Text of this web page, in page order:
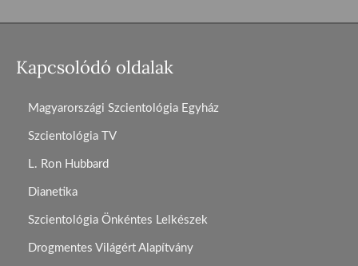
Kapcsolódó oldalak
Magyarországi Szcientológia Egyház
Szcientológia TV
L. Ron Hubbard
Dianetika
Szcientológia Önkéntes Lelkészek
Drogmentes Világért Alapítvány